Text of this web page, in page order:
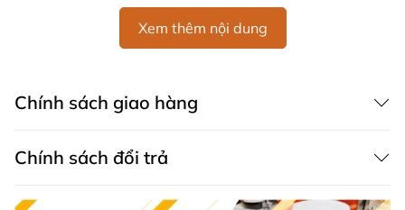
4. Thông tin dinh dưỡng
5. Hướng dẫn sử dụng
Thưởng thức yến mạch Carman's Aussie Oat
thêm vào sinh tố để tăng cường hương vị.
Xem thêm nội dung
Chính sách giao hàng
Chính sách đổi trả